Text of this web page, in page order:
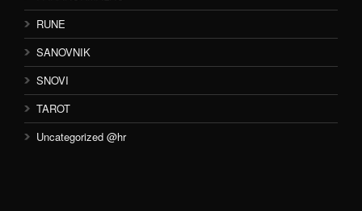
RUNE
SANOVNIK
SNOVI
TAROT
Uncategorized @hr